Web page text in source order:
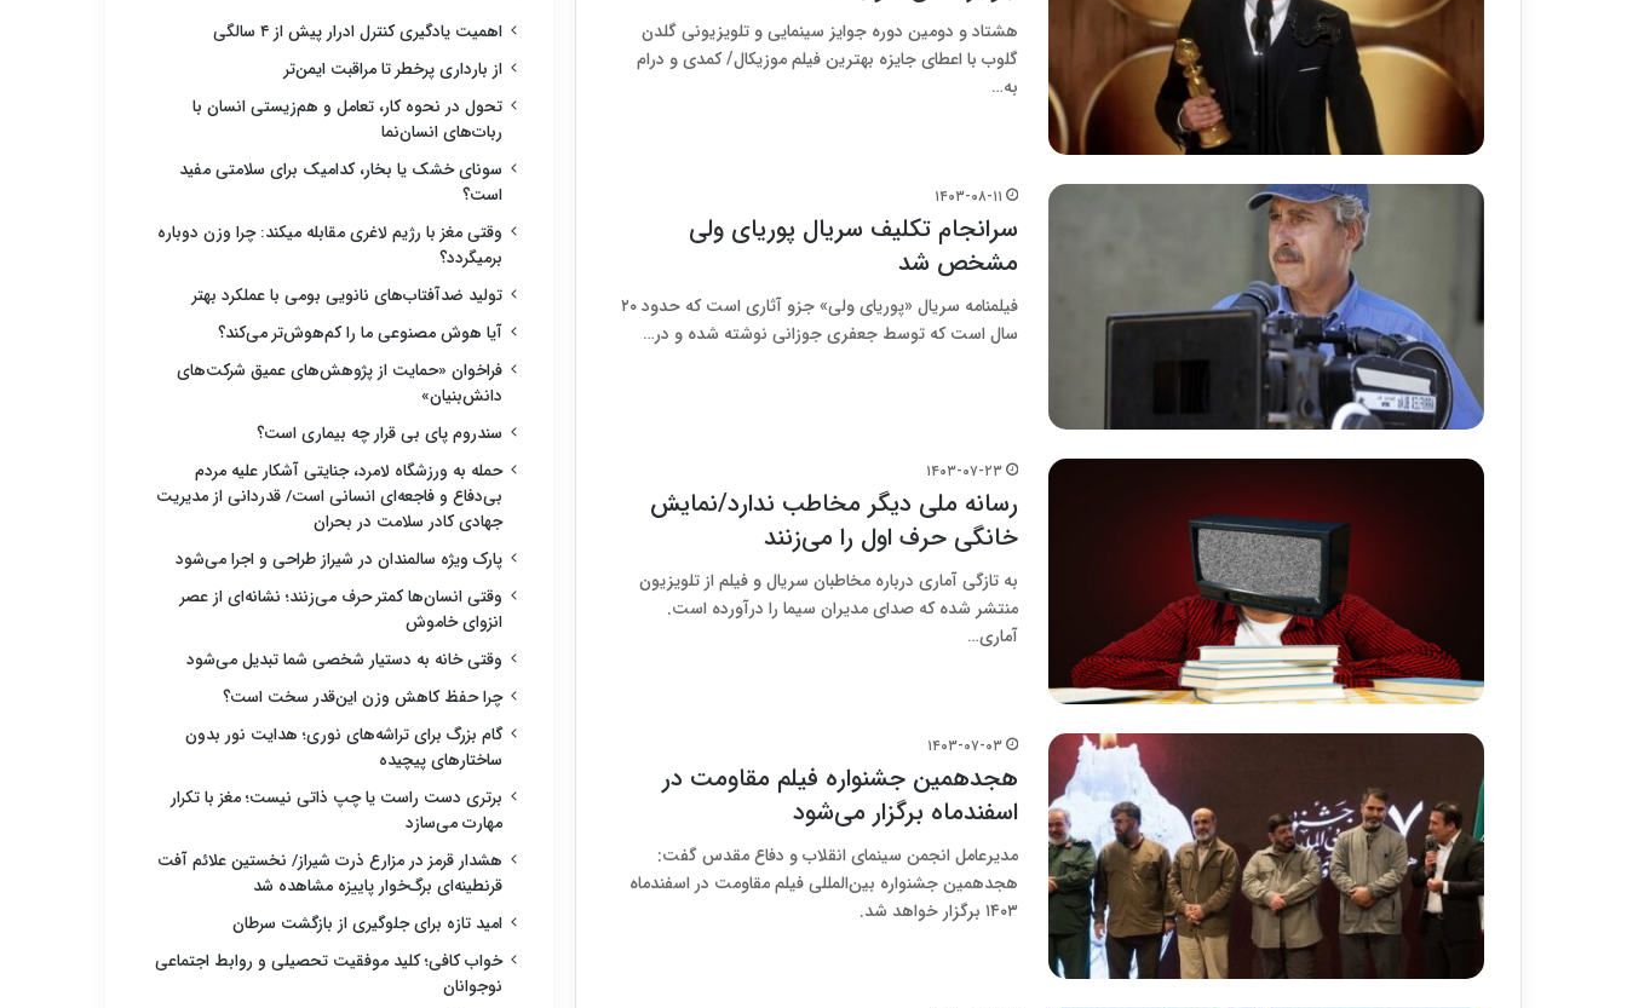
هشتاد و دومین دوره جوایز سینمایی و تلویزیونی گلدن
گلوب با اعطای جایزه بهترین فیلم موزیکال/ کمدی و درام
به…
۱۴۰۳-۰۸-۱۱
سرانجام تکلیف سریال پوریای ولی
مشخص شد
فیلمنامه سریال «پوریای ولی» جزو آثاری است که حدود ۲۰
سال است که توسط جعفری جوزانی نوشته شده و در…
۱۴۰۳-۰۷-۲۳
رسانه ملی دیگر مخاطب ندارد/نمایش
خانگی حرف اول را می‌زنند
به تازگی آماری درباره مخاطبان سریال و فیلم از تلویزیون
منتشر شده که صدای مدیران سیما را درآورده است.
آماری…
۱۴۰۳-۰۷-۰۳
هجدهمین جشنواره فیلم مقاومت در
اسفندماه برگزار می‌شود
مدیرعامل انجمن سینمای انقلاب و دفاع مقدس گفت:
هجدهمین جشنواره بین‌المللی فیلم مقاومت در اسفندماه
۱۴۰۳ برگزار خواهد شد.
اهمیت یادگیری کنترل ادرار پیش از ۴ سالگی
از بارداری پرخطر تا مراقبت ایمن‌تر
تحول در نحوه کار، تعامل و هم‌زیستی انسان با
ربات‌های انسان‌نما
سونای خشک یا بخار، کدامیک برای سلامتی مفید
است؟
وقتی مغز با رژیم لاغری مقابله میکند: چرا وزن دوباره
برمیگردد؟
تولید ضدآفتاب‌های نانویی بومی با عملکرد بهتر
آیا هوش مصنوعی ما را کم‌هوش‌تر می‌کند؟
فراخوان «حمایت از پژوهش‌های عمیق شرکت‌های
دانش‌بنیان»
سندروم پای بی قرار چه بیماری است؟
حمله به ورزشگاه لامرد، جنایتی آشکار علیه مردم
بی‌دفاع و فاجعه‌ای انسانی است/ قدردانی از مدیریت
جهادی کادر سلامت در بحران
پارک ویژه سالمندان در شیراز طراحی و اجرا می‌شود
وقتی انسان‌ها کمتر حرف می‌زنند؛ نشانه‌ای از عصر
انزوای خاموش
وقتی خانه به دستیار شخصی شما تبدیل می‌شود
چرا حفظ کاهش وزن این‌قدر سخت است؟
گام بزرگ برای تراشه‌های نوری؛ هدایت نور بدون
ساختارهای پیچیده
برتری دست راست یا چپ ذاتی نیست؛ مغز با تکرار
مهارت می‌سازد
هشدار قرمز در مزارع ذرت شیراز/ نخستین علائم آفت
قرنطینه‌ای برگ‌خوار پاییزه مشاهده شد
امید تازه برای جلوگیری از بازگشت سرطان
خواب کافی؛ کلید موفقیت تحصیلی و روابط اجتماعی
نوجوانان